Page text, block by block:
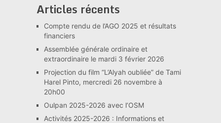
Articles récents
Compte rendu de l’AGO 2025 et résultats
financiers
Assemblée générale ordinaire et
extraordinaire le mardi 3 février 2026
Projection du film “L’Alyah oubliée” de Tami
Harel Pinto, mercredi 26 novembre à
20h00
Oulpan 2025-2026 avec l’OSM
Activités 2025-2026 : Informations et